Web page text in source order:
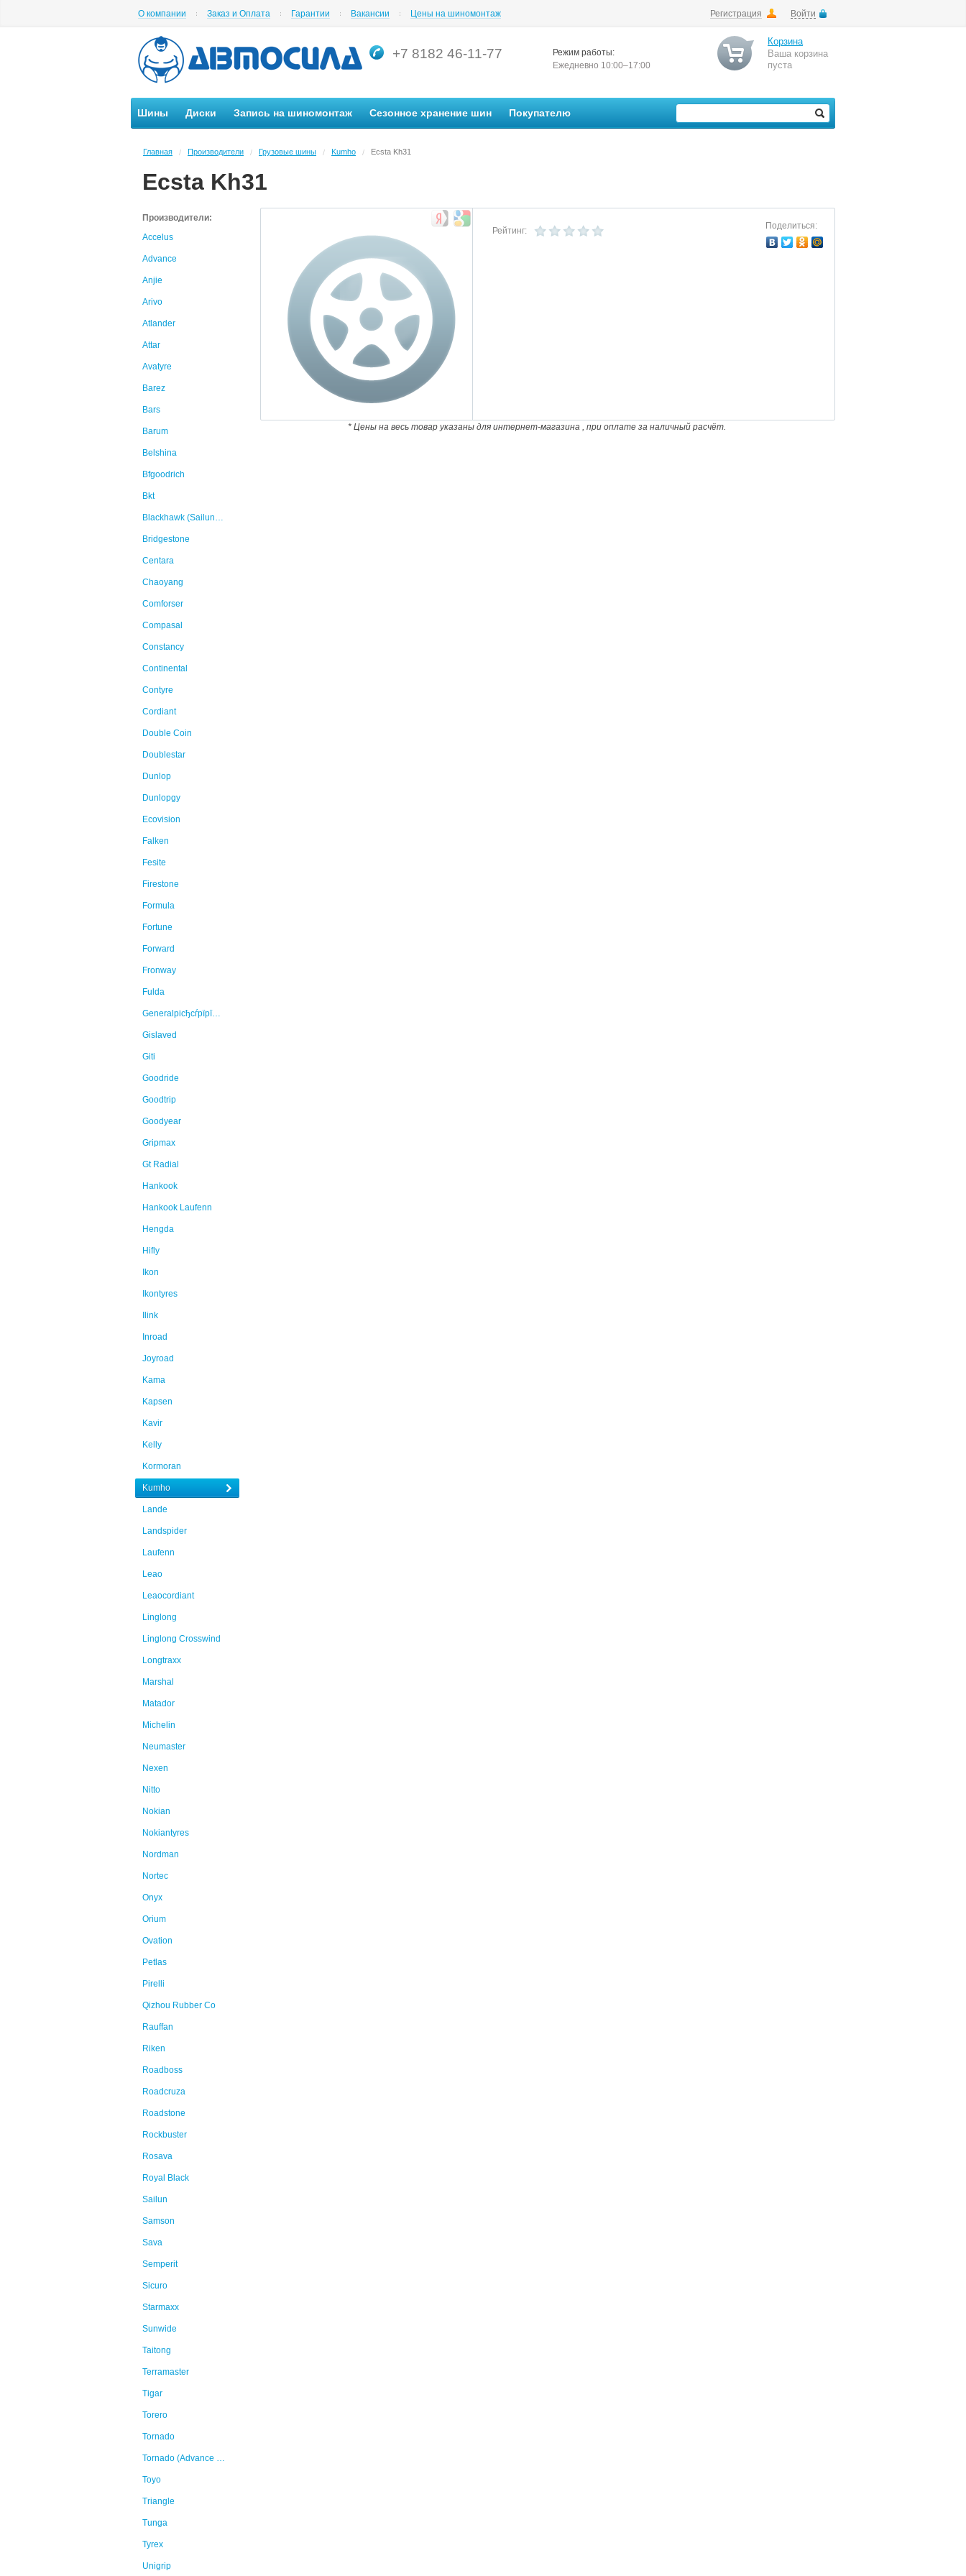
Регистрация Войти
О компании Заказ и Оплата Гарантии Вакансии Цены на шиномонтаж
+7 8182 46-11-77
Режим работы:
Ежедневно 10:00–17:00
Корзина
Ваша корзина
пуста
Шины Диски Запись на шиномонтаж Сезонное хранение шин Покупателю
Главная / Производители / Грузовые шины / Kumho / Ecsta Kh31
Ecsta Kh31
Производители:
Accelus
Advance
Anjie
Arivo
Atlander
Attar
Avatyre
Barez
Bars
Barum
Belshina
Bfgoodrich
Bkt
Blackhawk (Sailun Group Co., Ltd)
Bridgestone
Centara
Chaoyang
Comforser
Compasal
Constancy
Continental
Contyre
Cordiant
Double Coin
Doublestar
Dunlop
Dunlopgy
Ecovision
Falken
Fesite
Firestone
Formula
Fortune
Forward
Fronway
Fulda
Generalрісђсѓрїрїр°Continental
Gislaved
Giti
Goodride
Goodtrip
Goodyear
Gripmax
Gt Radial
Hankook
Hankook Laufenn
Hengda
Hifly
Ikon
Ikontyres
Ilink
Inroad
Joyroad
Kama
Kapsen
Kavir
Kelly
Kormoran
Kumho
Lande
Landspider
Laufenn
Leao
Leaocordiant
Linglong
Linglong Crosswind
Longtraxx
Marshal
Matador
Michelin
Neumaster
Nexen
Nitto
Nokian
Nokiantyres
Nordman
Nortec
Onyx
Orium
Ovation
Petlas
Pirelli
Qizhou Rubber Co
Rauffan
Riken
Roadboss
Roadcruza
Roadstone
Rockbuster
Rosava
Royal Black
Sailun
Samson
Sava
Semperit
Sicuro
Starmaxx
Sunwide
Taitong
Terramaster
Tigar
Torero
Tornado
Tornado (Advance Holdings)
Toyo
Triangle
Tunga
Tyrex
Unigrip
Рейтинг: Поделиться:
* Цены на весь товар указаны для интернет-магазина , при оплате за наличный расчёт.